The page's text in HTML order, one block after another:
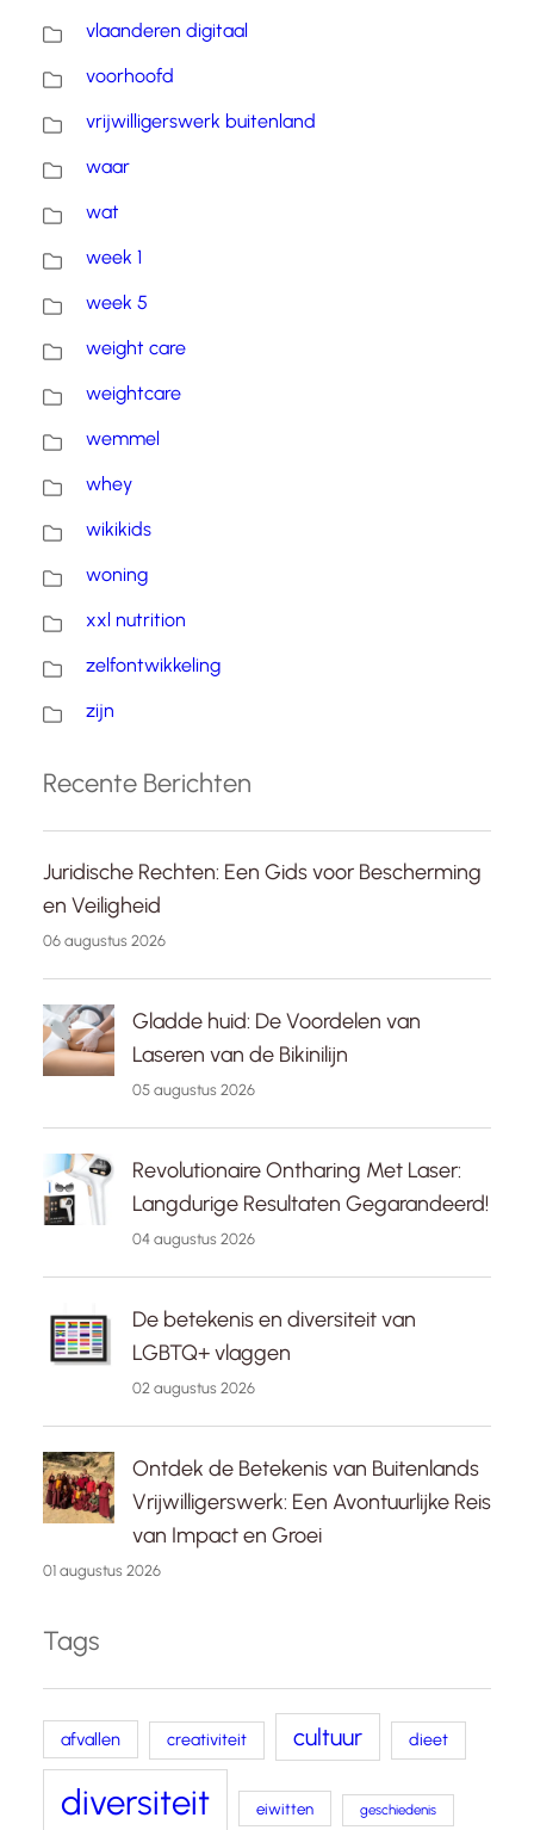
vlaanderen digitaal
voorhoofd
vrijwilligerswerk buitenland
waar
wat
week 1
week 5
weight care
weightcare
wemmel
whey
wikikids
woning
xxl nutrition
zelfontwikkeling
zijn
Recente Berichten
Juridische Rechten: Een Gids voor Bescherming
en Veiligheid
06 augustus 2026
Gladde huid: De Voordelen van
Laseren van de Bikinilijn
05 augustus 2026
Revolutionaire Ontharing Met Laser:
Langdurige Resultaten Gegarandeerd!
04 augustus 2026
De betekenis en diversiteit van
LGBTQ+ vlaggen
02 augustus 2026
Ontdek de Betekenis van Buitenlands
Vrijwilligerswerk: Een Avontuurlijke Reis
van Impact en Groei
01 augustus 2026
Tags
afvallen creativiteit cultuur dieet
diversiteit eiwitten geschiedenis